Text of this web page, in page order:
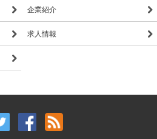
企業紹介
求人情報